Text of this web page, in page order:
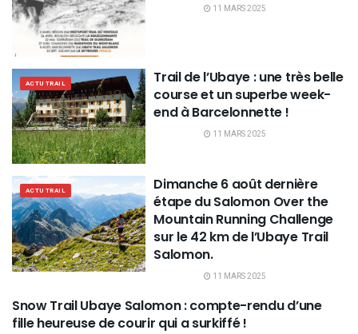
11 MARS 2025
ACTU TRAIL
Trail de l’Ubaye : une très belle
course et un superbe week-
end à Barcelonnette !
11 MARS 2025
ACTU TRAIL
Dimanche 6 août dernière
étape du Salomon Over the
Mountain Running Challenge
sur le 42 km de l’Ubaye Trail
Salomon.
11 MARS 2025
ACTU TRAIL
Snow Trail Ubaye Salomon : compte-rendu d’une
fille heureuse de courir qui a surkiffé !